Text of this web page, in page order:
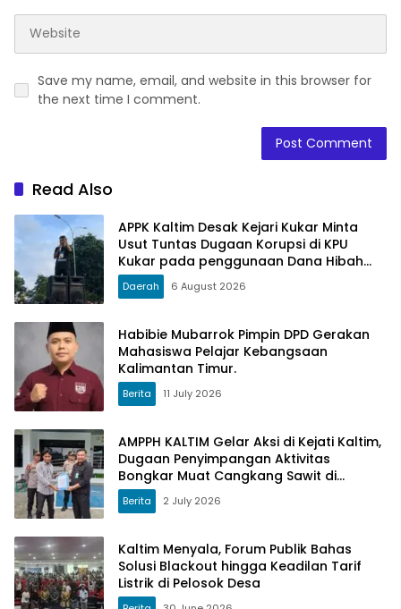
Save my name, email, and website in this browser for
the next time I comment.
Read Also
APPK Kaltim Desak Kejari Kukar Minta
Usut Tuntas Dugaan Korupsi di KPU
Kukar pada penggunaan Dana Hibah
PSU Kukar Tahun 2025
Daerah 6 August 2026
Habibie Mubarrok Pimpin DPD Gerakan
Mahasiswa Pelajar Kebangsaan
Kalimantan Timur.
Berita 11 July 2026
AMPPH KALTIM Gelar Aksi di Kejati Kaltim,
Dugaan Penyimpangan Aktivitas
Bongkar Muat Cangkang Sawit di
Logpond Tubaan
Berita 2 July 2026
Kaltim Menyala, Forum Publik Bahas
Solusi Blackout hingga Keadilan Tarif
Listrik di Pelosok Desa